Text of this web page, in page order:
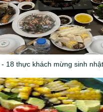
18 thực khách mừng sinh